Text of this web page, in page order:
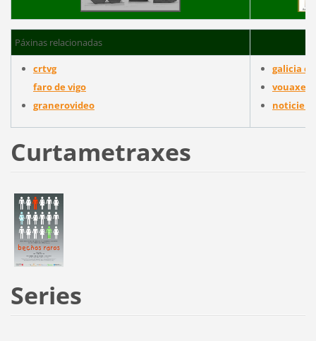
Páxinas relacionadas
crtvg
faro de vigo
granerovideo
galicia
Curtametraxes
Series